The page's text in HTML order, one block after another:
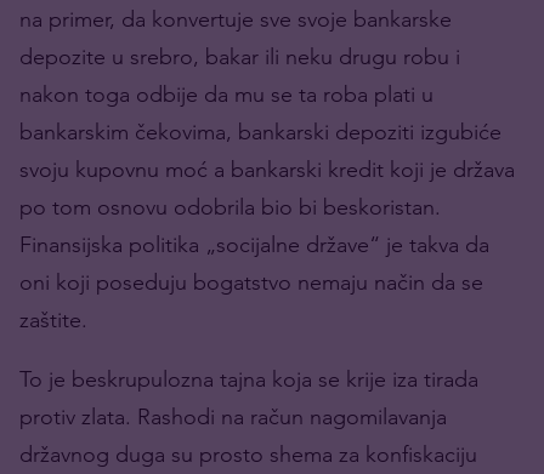
na primer, da konvertuje sve svoje bankarske
depozite u srebro, bakar ili neku drugu robu i
nakon toga odbije da mu se ta roba plati u
bankarskim čekovima, bankarski depoziti izgubiće
svoju kupovnu moć a bankarski kredit koji je država
po tom osnovu odobrila bio bi beskoristan.
Finansijska politika „socijalne države“ je takva da
oni koji poseduju bogatstvo nemaju način da se
zaštite.
To je beskrupulozna tajna koja se krije iza tirada
protiv zlata. Rashodi na račun nagomilavanja
državnog duga su prosto shema za konfiskaciju